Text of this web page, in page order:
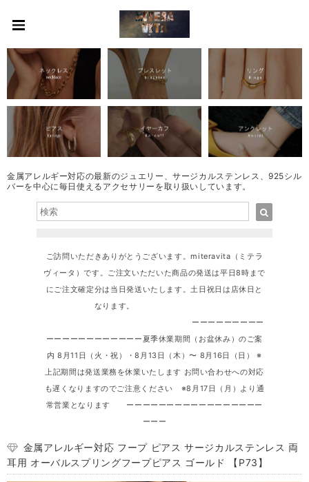
金属アレルギー対応の最新のジュエリー、サージカルステンレス、925シル
バーを中心に毎日使えるアクセサリーを取り扱いしています。
ご訪問いただきありがとうございます。miteravita（ミテラ
ヴィータ）です。ご注文いただいた商品の発送は平日8時まで
にご注文確定分は当日発送いたします。土日祝日は店休日と
なります。
ーーーーーーーーー
ーーーーーーーーーーーー夏季休業期間（お盆休み）のご案
内 8月11日（火・祝）・8月13日（木）〜 8月16日（日） ※
上記期間は発送業務を休業いたします お問い合わせへの対応
も遅くなりますのでご注意ください ※8月17日（月）より通
常営業となります ーーーーーーーーーーーーーーーーー
ーーー
金属アレルギー対応 フープ ピアス サージカルステンレス 両
耳用 オーバルスプリングフープピアス ゴールド 【P73】